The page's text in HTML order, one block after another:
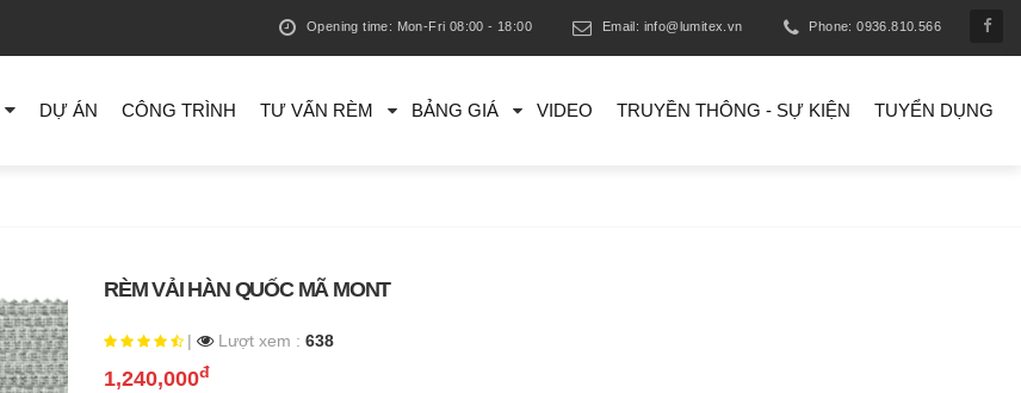
Opening time: Mon-Fri 08:00 - 18:00 Email: info@lumitex.vn Phone: 0936.810.566
DỰ ÁN CÔNG TRÌNH TƯ VẤN RÈM BẢNG GIÁ VIDEO TRUYỀN THÔNG - SỰ KIỆN TUYỂN DỤNG
RÈM VẢI HÀN QUỐC MÃ MONT
| Lượt xem : 638
1,240,000đ